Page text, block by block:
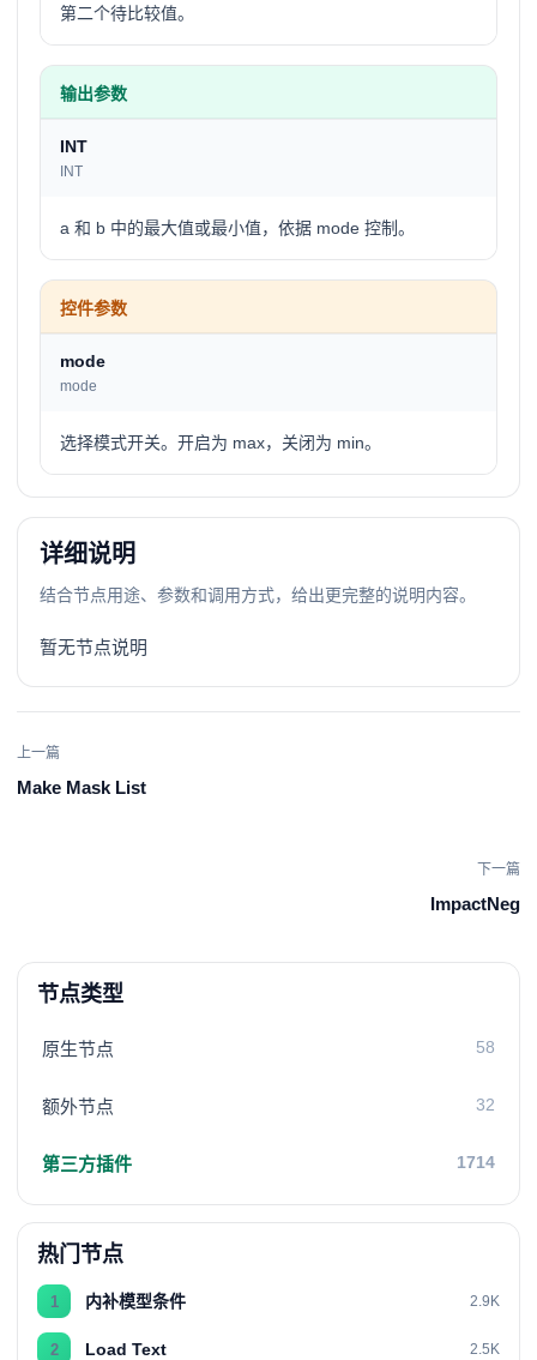
第二个待比较值。
输出参数
INT
INT
a 和 b 中的最大值或最小值，依据 mode 控制。
控件参数
mode
mode
选择模式开关。开启为 max，关闭为 min。
详细说明
结合节点用途、参数和调用方式，给出更完整的说明内容。
暂无节点说明
上一篇
Make Mask List
下一篇
ImpactNeg
节点类型
原生节点 58
额外节点 32
第三方插件 1714
热门节点
1 内补模型条件 2.9K
2 Load Text 2.5K